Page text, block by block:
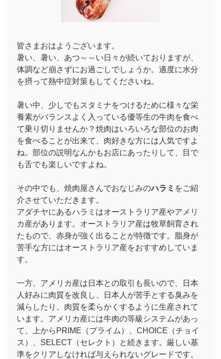
皆さまおはようございます。
暑い、暑い、あつ～～い日々が続いておりますが、
体調など崩さずにお過ごしでしょうか。適度に水分
を摂って熱中症対策もしてくださいね。
暑い中、少しでもスタミナをつけるために様々な栄
養素がバランスよく入っている優等生の牛肉を食べ
て乗り切りませんか？焼肉はいろいろな部位のお肉
を食べることが出来て、肉好きな方には人気ですよ
ね。部位の説明なんかもお店にあったりして、目で
も舌でも楽しいですよね。
その中でも、焼肉屋さんでおなじみのハラミ をご紹
介させていただきます。
アダチヤにあるハラミはオーストラリア産やアメリ
カ産があります。オーストラリア産は牧草飼育され
たもので、赤身が強く出ることが特徴です。脂身が
苦手な方にはオーストラリア産をおすすめしていま
す。
一方、アメリカ産は日本との取引も長いので、日本
人好みに肉質を改良し、日本人が苦手とする臭みを
減らしたり、肉質を柔らかくするように生産されて
います。アメリカ産には牛肉の等級システムがあっ
て、上からPRIME（プライム）、CHOICE（チョイ
ス）、SELECT（セレクト）と続きます。厳しい基
準をクリアしなければ与えられないグレードです。